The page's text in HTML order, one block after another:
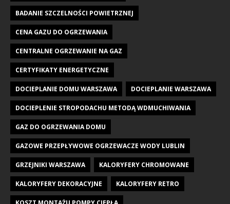
BADANIE SZCZELNOŚCI POWIETRZNEJ
CENA GAZU DO OGRZEWANIA
CENTRALNE OGRZEWANIE NA GAZ
CERTYFIKATY ENERGETYCZNE
DOCIEPLANIE DOMU WARSZAWA DOCIEPLANIE WARSZAWA
DOCIEPLENIE STROPODACHU METODĄ WDMUCHIWANIA
GAZ DO OGRZEWANIA DOMU
GAZOWE PRZEPŁYWOWE OGRZEWACZE WODY LUBLIN
GRZEJNIKI WARSZAWA KALORYFERY CHROMOWANE
KALORYFERY DEKORACYJNE KALORYFERY RETRO